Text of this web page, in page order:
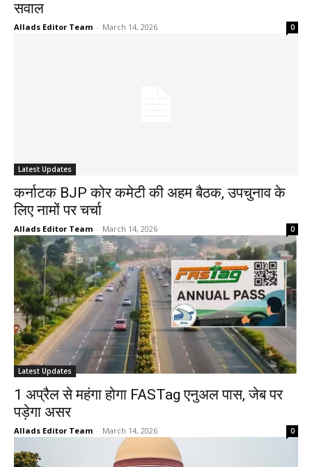
सवाल
Allads Editor Team - March 14, 2026 0
Latest Updates
कर्नाटक BJP कोर कमेटी की अहम बैठक, उपचुनाव के
लिए नामों पर चर्चा
Allads Editor Team - March 14, 2026 0
Latest Updates
1 अप्रैल से महंगा होगा FASTag एनुअल पास, जेब पर
पड़ेगा असर
Allads Editor Team - March 14, 2026 0